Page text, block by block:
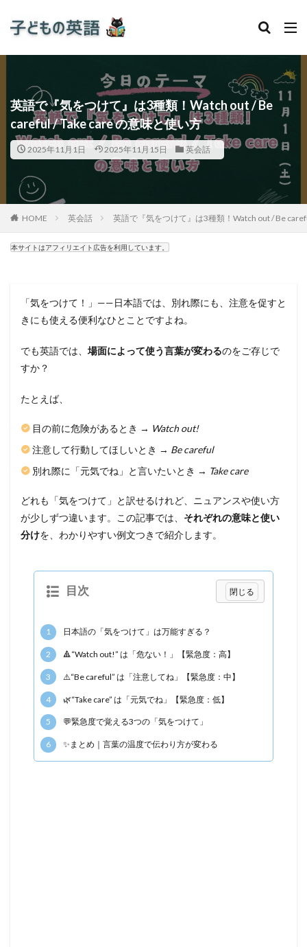
英語で『気をつけて』は3種類！Watch out / Be
careful / Take care の意味と使い方
2025年11月1日 2025年11月15日 英会話
HOME 英会話 英語で『気をつけて』は3種類！Watch out / Be
本サイトはアフィリエイト広告を利用しています。
「気をつけて！」——日本語では、別れ際にも、注意を促すと
きにも使える便利なひとことですよね。
でも英語では、 場面によって使う言葉が変わるのをご存じで
すか？
たとえば、
目の前に危険があるとき → Watch out!
注意して行動してほしいとき → Be careful
別れ際に「元気でね」と言いたいとき → Take care
どれも「気をつけて」と訳せるけれど、ニュアンスや使い方
が少しずつ違います。この記事では、 それぞれの意味と使い
分けを、わかりやすい例文つきで紹介します。
目次
1 日本語の「気をつけて」は万能すぎる？
2 🔺“Watch out!” は「危ない！」【緊急度：高】
3 ⚠️“Be careful” は「注意してね」【緊急度：中】
4 🌿“Take care” は「元気でね」【緊急度：低】
5 💬緊急度で覚える3つの「気をつけて」
6 ✨まとめ｜言葉の温度で伝わり方が変わる